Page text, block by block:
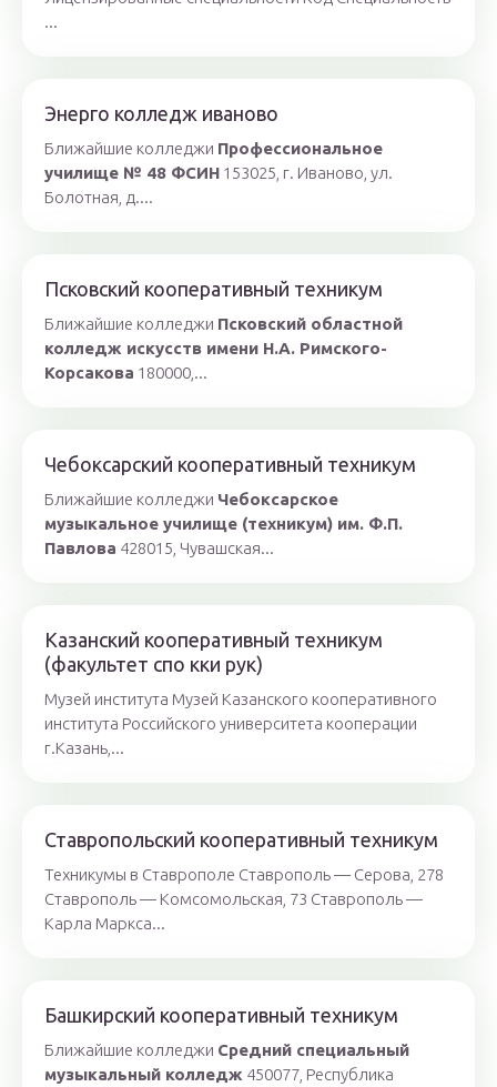
...
Энерго колледж иваново
Ближайшие колледжи Профессиональное
училище № 48 ФСИН 153025, г. Иваново, ул.
Болотная, д....
Псковский кооперативный техникум
Ближайшие колледжи Псковский областной
колледж искусств имени Н.А. Римского-
Корсакова 180000,...
Чебоксарский кооперативный техникум
Ближайшие колледжи Чебоксарское
музыкальное училище (техникум) им. Ф.П.
Павлова 428015, Чувашская...
Казанский кооперативный техникум
(факультет спо кки рук)
Музей института Музей Казанского кооперативного
института Российского университета кооперации
г.Казань,...
Ставропольский кооперативный техникум
Техникумы в Ставрополе Ставрополь — Серова, 278
Ставрополь — Комсомольская, 73 Ставрополь —
Карла Маркса...
Башкирский кооперативный техникум
Ближайшие колледжи Средний специальный
музыкальный колледж 450077, Республика